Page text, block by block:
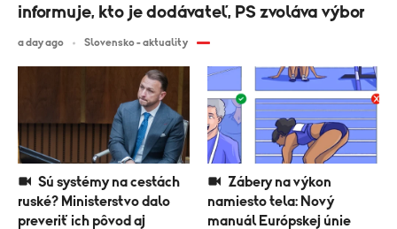
ruské? Ministerstvo dalo
preveriť ich pôvod aj
namiesto tela: Nový
manuál Európskej únie
informuje, kto je dodávateľ, PS zvoláva výbor
a day ago Slovensko - aktuality